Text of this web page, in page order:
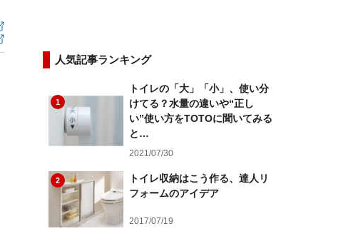
人気記事ランキング
1
トイレの「大」「小」、使い分
けてる？水量の違いや“正し
い”使い方をTOTOに聞いてみる
と…
2021/07/30
2
トイレ収納はこう作る、達人リ
フォームのアイデア
2017/07/19